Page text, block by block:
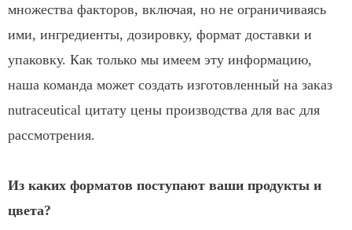
множества факторов, включая, но не ограничиваясь
ими, ингредиенты, дозировку, формат доставки и
упаковку. Как только мы имеем эту информацию,
наша команда может создать изготовленный на заказ
nutraceutical цитату цены производства для вас для
рассмотрения.
Из каких форматов поступают ваши продукты и
цвета?